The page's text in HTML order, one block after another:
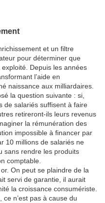
et un filtre
pour déterminer que
exploité. Depuis les années
l’aide en
naissance aux milliardaires.
la question suivante : si,
de salariés suffisent à faire
retireront-ils leurs revenus
la rémunération des
impossible à financer par
10 millions de salariés ne
sans rendre les produits
comptable.
On peut se plaindre de la
servi de garantie, il aurait
la croissance consumériste.
n’est pas à cause du